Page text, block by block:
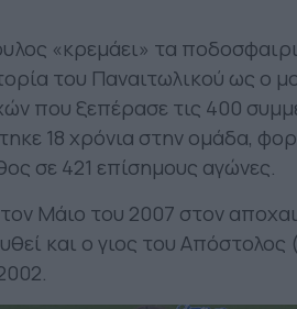
«κρεμάει» τα
του Παναιτωλικού ως ο
που ξεπέρασε τις 400
18 χρόνια στην ομάδα,
σε 421 επίσημους αγώνες.
Μάιο του 2007 στον
και ο γιος του